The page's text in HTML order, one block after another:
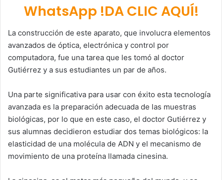
WhatsApp !DA CLIC AQUÍ!
La construcción de este aparato, que involucra elementos
avanzados de óptica, electrónica y control por
computadora, fue una tarea que les tomó al doctor
Gutiérrez y a sus estudiantes un par de años.
Una parte significativa para usar con éxito esta tecnología
avanzada es la preparación adecuada de las muestras
biológicas, por lo que en este caso, el doctor Gutiérrez y
sus alumnas decidieron estudiar dos temas biológicos: la
elasticidad de una molécula de ADN y el mecanismo de
movimiento de una proteína llamada cinesina.